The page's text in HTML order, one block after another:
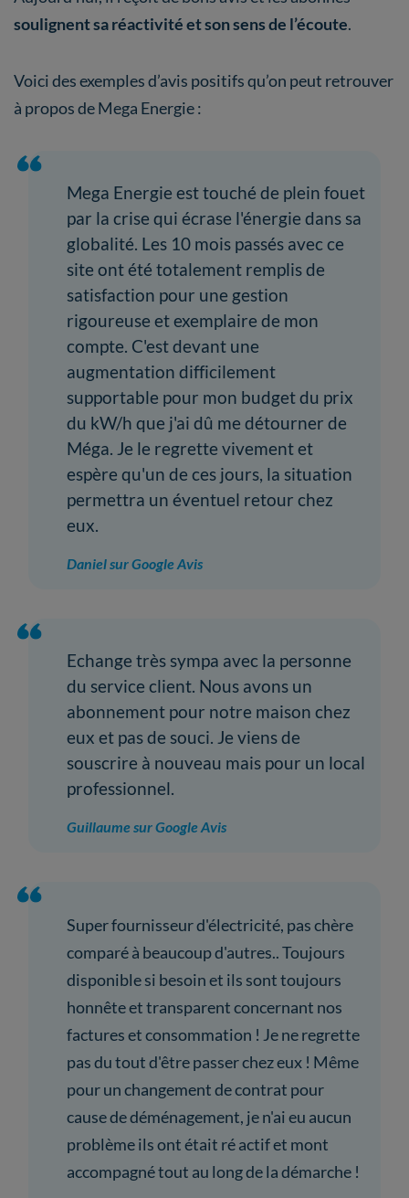
soulignent sa réactivité et son sens de l’écoute.
Voici des exemples d’avis positifs qu’on peut retrouver
à propos de Mega Energie :
Mega Energie est touché de plein fouet
par la crise qui écrase l'énergie dans sa
globalité. Les 10 mois passés avec ce
site ont été totalement remplis de
satisfaction pour une gestion
rigoureuse et exemplaire de mon
compte. C'est devant une
augmentation difficilement
supportable pour mon budget du prix
du kW/h que j'ai dû me détourner de
Méga. Je le regrette vivement et
espère qu'un de ces jours, la situation
permettra un éventuel retour chez
eux.
Daniel sur Google Avis
Echange très sympa avec la personne
du service client. Nous avons un
abonnement pour notre maison chez
eux et pas de souci. Je viens de
souscrire à nouveau mais pour un local
professionnel.
Guillaume sur Google Avis
Super fournisseur d'électricité, pas chère
comparé à beaucoup d'autres.. Toujours
disponible si besoin et ils sont toujours
honnête et transparent concernant nos
factures et consommation ! Je ne regrette
pas du tout d'être passer chez eux ! Même
pour un changement de contrat pour
cause de déménagement, je n'ai eu aucun
problème ils ont était ré actif et mont
accompagné tout au long de la démarche !